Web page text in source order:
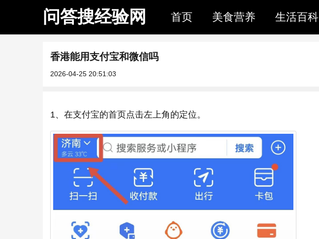
问答搜经验网 首页 美食营养 生活百科
香港能用支付宝和微信吗
2026-04-25 20:51:03
1、在支付宝的首页点击左上角的定位。